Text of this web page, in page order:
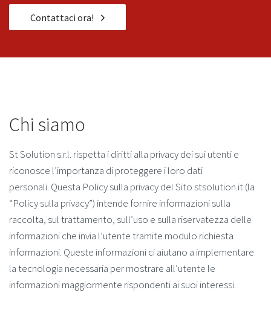
Contattaci ora!
Chi siamo
St Solution s.r.l. rispetta i diritti alla privacy dei sui utenti e
riconosce l’importanza di proteggere i loro dati
personali. Questa Policy sulla privacy del Sito stsolution.it (la
“Policy sulla privacy”) intende fornire informazioni sulla
raccolta, sul trattamento, sull’uso e sulla riservatezza delle
informazioni che invia l’utente tramite modulo richiesta
informazioni. Queste informazioni ci aiutano a implementare
la tecnologia necessaria per mostrare all’utente le
informazioni maggiormente rispondenti ai suoi interessi.